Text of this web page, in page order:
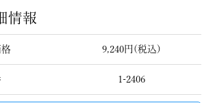
情報
9,240円(税込)
1-2406